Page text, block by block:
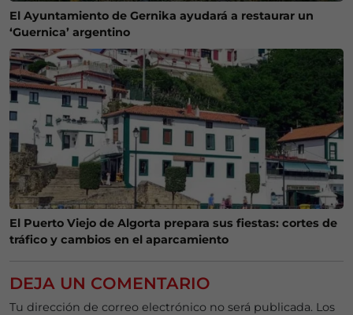
El Ayuntamiento de Gernika ayudará a restaurar un
‘Guernica’ argentino
El Puerto Viejo de Algorta prepara sus fiestas: cortes de
tráfico y cambios en el aparcamiento
DEJA UN COMENTARIO
Tu dirección de correo electrónico no será publicada. Los